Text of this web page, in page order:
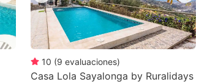
10 (9 evaluaciones)
Casa Lola Sayalonga by Ruralidays